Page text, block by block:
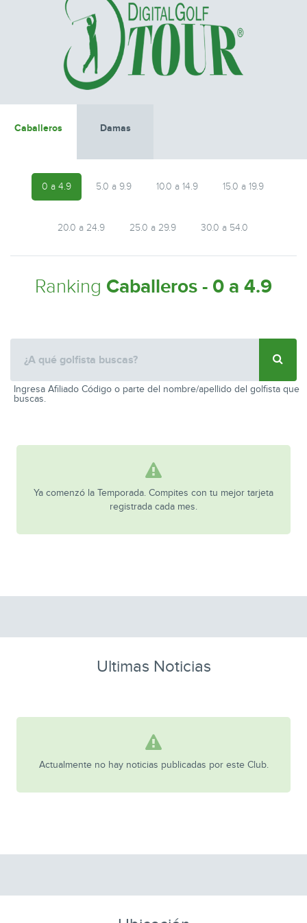
Caballeros Damas
0 a 4.9 5.0 a 9.9 10.0 a 14.9 15.0 a 19.9
20.0 a 24.9 25.0 a 29.9 30.0 a 54.0
Ranking Caballeros - 0 a 4.9
Ingresa Afiliado Código o parte del nombre/apellido del golfista que
buscas.
Ya comenzó la Temporada. Compites con tu mejor tarjeta
registrada cada mes.
Ultimas Noticias
Actualmente no hay noticias publicadas por este Club.